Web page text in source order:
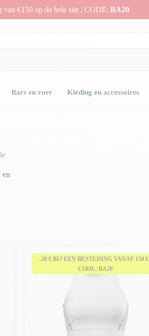
van €150 op de hele site | CODE: BA20
Bars en voer Kleding en accessoires
en
-20 € BIJ EEN BESTEDING VANAF 150 € |
CODE: BA20